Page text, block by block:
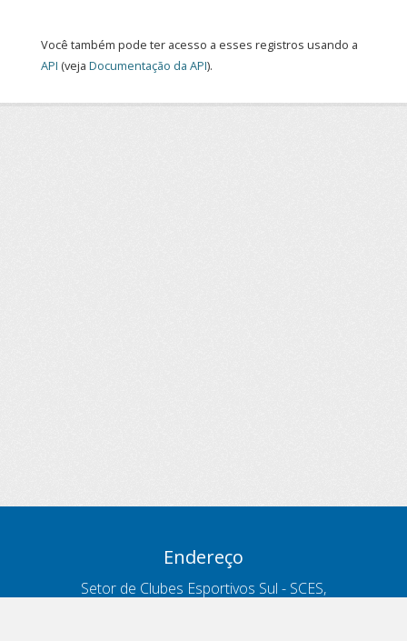
Você também pode ter acesso a esses registros usando a
API (veja Documentação da API).
Endereço
Setor de Clubes Esportivos Sul - SCES,